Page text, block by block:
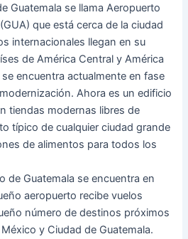
Guatemala se llama Aeropuerto
que está cerca de la ciudad
internacionales llegan en su
de América Central y América
encuentra actualmente en fase
Ahora es un edificio
tiendas modernas libres de
típico de cualquier ciudad grande
de alimentos para todos los
de Guatemala se encuentra en
aeropuerto recibe vuelos
número de destinos próximos
y Ciudad de Guatemala.